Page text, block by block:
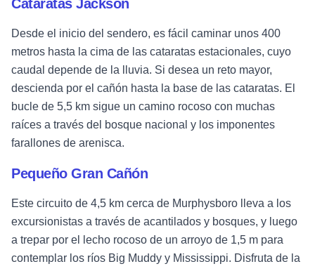
Cataratas Jackson
Desde el inicio del sendero, es fácil caminar unos 400
metros hasta la cima de las cataratas estacionales, cuyo
caudal depende de la lluvia. Si desea un reto mayor,
descienda por el cañón hasta la base de las cataratas. El
bucle de 5,5 km sigue un camino rocoso con muchas
raíces a través del bosque nacional y los imponentes
farallones de arenisca.
Pequeño Gran Cañón
Este circuito de 4,5 km cerca de Murphysboro lleva a los
excursionistas a través de acantilados y bosques, y luego
a trepar por el lecho rocoso de un arroyo de 1,5 m para
contemplar los ríos Big Muddy y Mississippi. Disfruta de la